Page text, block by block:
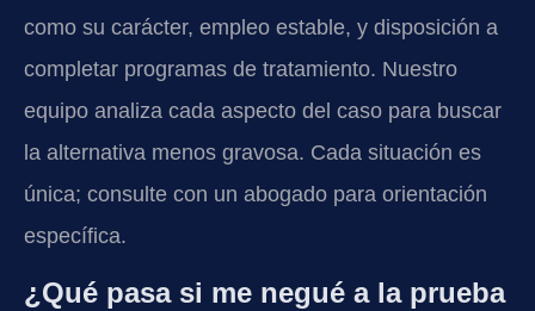
como su carácter, empleo estable, y disposición a
completar programas de tratamiento. Nuestro
equipo analiza cada aspecto del caso para buscar
la alternativa menos gravosa. Cada situación es
única; consulte con un abogado para orientación
específica.
¿Qué pasa si me negué a la prueba